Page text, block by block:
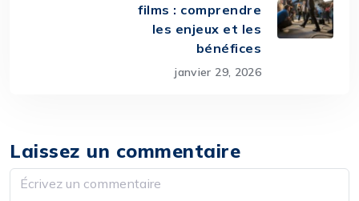
films : comprendre
les enjeux et les
bénéfices
janvier 29, 2026
Laissez un commentaire